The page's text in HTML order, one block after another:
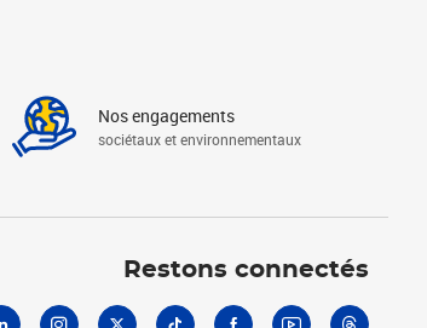
Nos engagements
sociétaux et environnementaux
Restons connectés